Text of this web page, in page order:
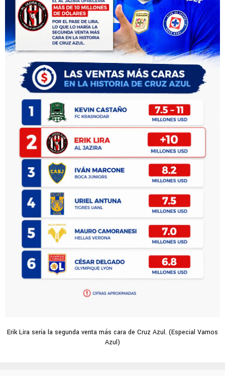
Erik Lira sería la segunda venta más cara de Cruz Azul. (Especial Vamos
Azul)